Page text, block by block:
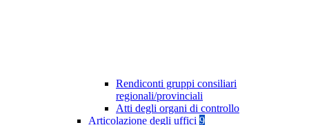
Rendiconti gruppi consiliari
regionali/provinciali
Atti degli organi di controllo
Articolazione degli uffici 9